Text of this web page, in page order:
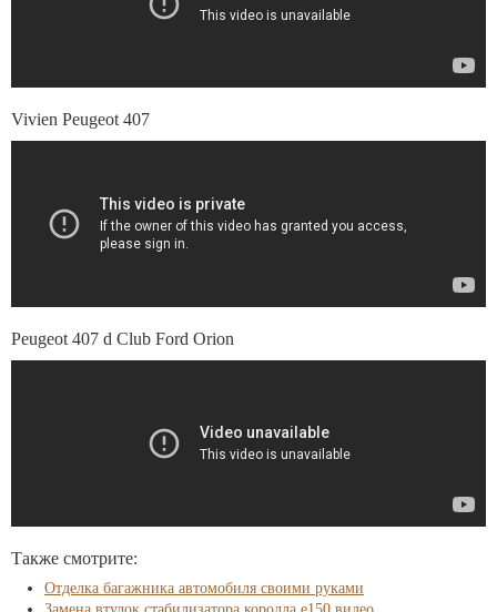
Vivien Peugeot 407
Peugeot 407 d Club Ford Orion
Также смотрите:
Отделка багажника автомобиля своими руками